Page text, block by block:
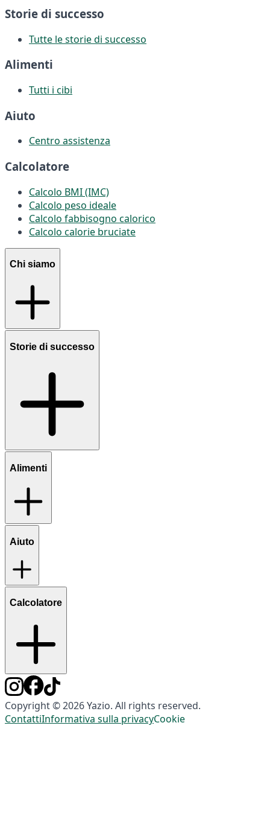
Storie di successo
Tutte le storie di successo
Alimenti
Tutti i cibi
Aiuto
Centro assistenza
Calcolatore
Calcolo BMI (IMC)
Calcolo peso ideale
Calcolo fabbisogno calorico
Calcolo calorie bruciate
Chi siamo
Storie di successo
Alimenti
Aiuto
Calcolatore
Copyright © 2026 Yazio. All rights reserved.
ContattiInformativa sulla privacyCookie